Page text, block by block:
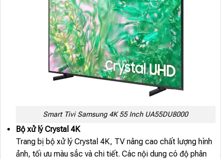
Smart Tivi Samsung 4K 55 Inch UA55DU8000
Bộ xử lý Crystal 4K
Trang bị bộ xử lý Crystal 4K, TV nâng cao chất lượng hình
ảnh, tối ưu màu sắc và chi tiết. Các nội dung có độ phân